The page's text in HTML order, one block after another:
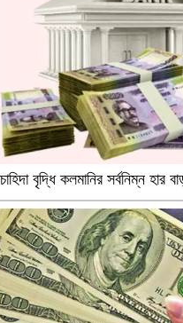
ধরপাকড়, এক সপ্তাহেই ২১
বৃদ্ধি কলমানির সর্বনিম্ন হার